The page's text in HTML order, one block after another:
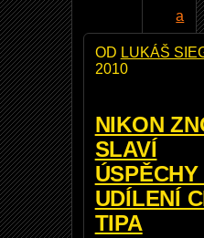
OD LUKÁŠ
2010
NIKON
SLAVÍ
ÚSPĚCHY
UDÍLENÍ
TIPA
a
u
ž
í
v
a